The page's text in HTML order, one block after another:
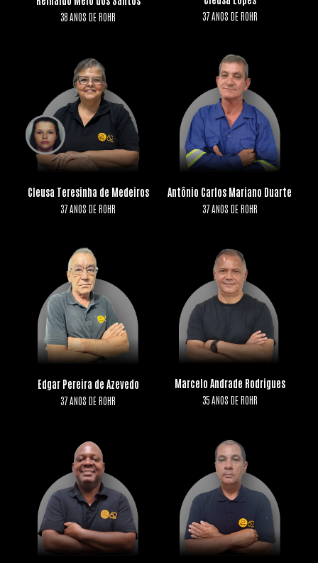
38 ANOS DE ROHR 37 ANOS DE ROHR
Cleusa Teresinha de Medeiros
37 ANOS DE ROHR
Antônio Carlos Mariano Duarte
37 ANOS DE ROHR
Edgar Pereira de Azevedo
37 ANOS DE ROHR
Marcelo Andrade Rodrigues
35 ANOS DE ROHR